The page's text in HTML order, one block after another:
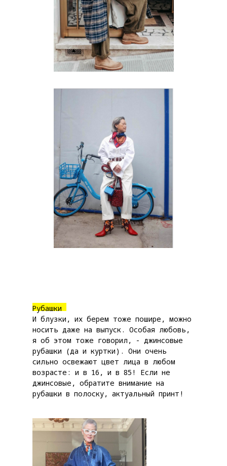
Рубашки
И блузки, их берем тоже пошире, можно
носить даже на выпуск. Особая любовь,
я об этом тоже говорил, - джинсовые
рубашки (да и куртки). Они очень
сильно освежают цвет лица в любом
возрасте: и в 16, и в 85! Если не
джинсовые, обратите внимание на
рубашки в полоску, актуальный принт!